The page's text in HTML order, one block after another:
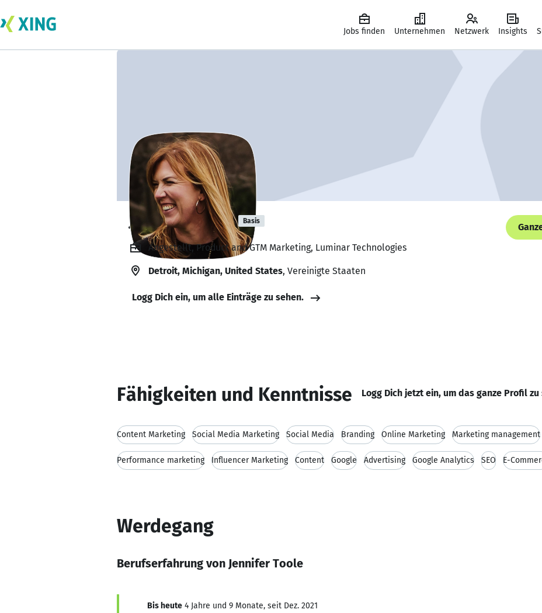
Jobs finden Unternehmen Netzwerk Insights
Jennifer Toole Basis
Angestellt, Product and GTM Marketing, Luminar Technologies
Detroit, Michigan, United States, Vereinigte Staaten
Logg Dich ein, um alle Einträge zu sehen.
Fähigkeiten und Kenntnisse Logg Dich jetzt ein, um das ganze Profil zu
Content Marketing Social Media Marketing Social Media Branding Online Marketing Marketing management
Performance marketing Influencer Marketing Content Google Advertising Google Analytics SEO E-
Werdegang
Berufserfahrung von Jennifer Toole
Bis heute 4 Jahre und 9 Monate, seit Dez. 2021